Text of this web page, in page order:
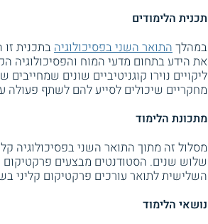
תכנית הלימודים
במהלךהתואר השני בפסיכולוגיהבתכנית
את הידע בתחום מדעי המוח והפסיכולוגיה
ליקויים נוירו קוגניטיביים שונים
מחקריים שיכולים לסייע להם לשתף פעולה
מתכונת הלימוד
מסלול זה מתוך התואר השני בפסיכולוגיה
שלוש שנים. הסטודנטים מבצעים פרקטיקום
השלישית לתואר עורכים פרקטיקום קליני
נושאי הלימוד